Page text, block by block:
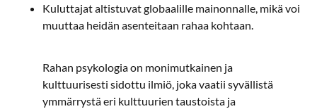
Kuluttajat altistuvat globaalille mainonnalle, mikä voi
muuttaa heidän asenteitaan rahaa kohtaan.
Rahan psykologia on monimutkainen ja
kulttuurisesti sidottu ilmiö, joka vaatii syvällistä
ymmärrystä eri kulttuurien taustoista ja